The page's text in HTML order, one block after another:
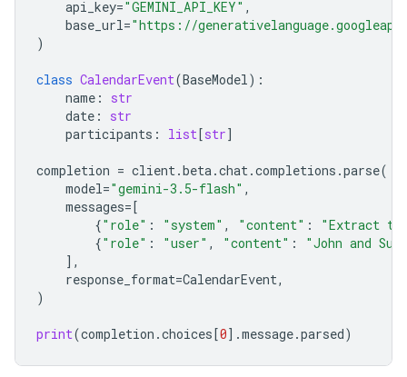
api_key="GEMINI_API_KEY" ,
base_url="https://
)
class CalendarEvent(BaseModel):
name :
str
date :
str
participants : list[str]
completion = client.beta.chat.completions .parse(
model="gemini-3.5-flash" ,
messages=[
{"role" : "system" , "content" :
"Extract
{"role" : "user" , "content" :
"John and
],
response_format=CalendarEvent,
)
print(completion .choices[0] .message.parsed)